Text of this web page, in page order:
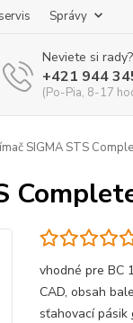
Správy
Neviete si
+421 944
(Po-Pia, 8-17
SIGMA STS
vhodné pre BC
CAD, obsah
sťahovací pásik